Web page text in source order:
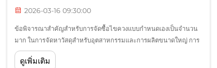
2026-03-16 09:30:00
ข้อพิจารณาสำคัญสำหรับการจัดซื้อไขควงแบบกำหนดเองเป็นจำนวน
มาก ในการจัดหาวัสดุสำหรับอุตสาหกรรมและการผลิตขนาดใหญ่ การ
เลือกไขควงแบบกำหนดเองที่เหมาะสมไม่ใช่เพียงการตัดสินใจซื้อ
เครื่องมือพื้นฐานเท่านั้น แต่ไขควงแบบกำหนดเองยังส่งผลกระทบ
ดูเพิ่มเติม